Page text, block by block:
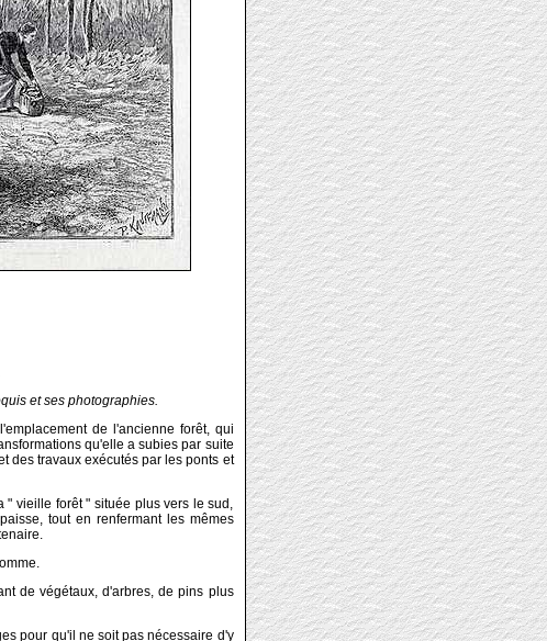
et ses photographies.
de l'ancienne forêt, qui
qu'elle a subies par suite
des travaux exécutés par les ponts et
" vieille forêt " située plus vers le sud,
tout en renfermant les mêmes
de végétaux, d'arbres, de pins plus
pour qu'il ne soit pas nécessaire d'y